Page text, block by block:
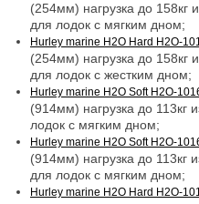
(254мм) нагрузка до
для лодок с мягким дном;
Hurley marine H2O Hard H2O-
(254мм) нагрузка до
для лодок с жестким дном;
Hurley marine H2O Soft H2O-
(914мм) нагрузка до
лодок с мягким дном;
Hurley marine H2O Soft H2O-
(914мм) нагрузка до
для лодок с мягким дном;
Hurley marine H2O Hard H2O-